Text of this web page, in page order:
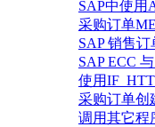
SAP中使用
采购订单
SAP 销售
SAP ECC
使用
采购订单创
调用其它程